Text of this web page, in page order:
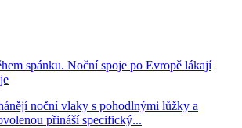
spánku. Noční spoje po Evropě lákají
noční vlaky s pohodlnými lůžky a
přináší specifický...